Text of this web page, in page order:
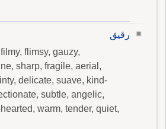
رقيق
flimsy, gauzy,
sharp, fragile, aerial,
delicate, suave, kind-
subtle, angelic,
warm, tender, quiet,